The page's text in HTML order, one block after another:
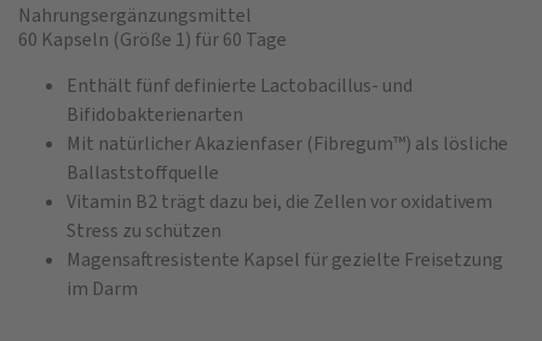
Nahrungsergänzungsmittel
60 Kapseln (Größe 1) für 60 Tage
Enthält fünf definierte Lactobacillus- und
Bifidobakterienarten
Mit natürlicher Akazienfaser (Fibregum™) als lösliche
Ballaststoffquelle
Vitamin B2 trägt dazu bei, die Zellen vor oxidativem
Stress zu schützen
Magensaftresistente Kapsel für gezielte Freisetzung
im Darm